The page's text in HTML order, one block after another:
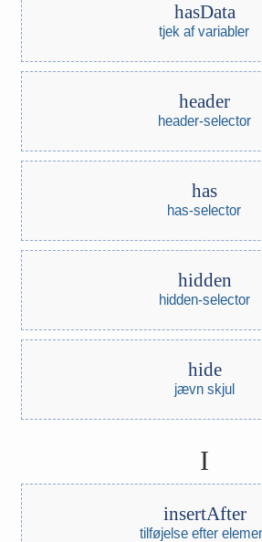
hasData
tjek af variabler
header
header-selector
has
has-selector
hidden
hidden-selector
hide
jævn skjul
I
insertAfter
tilføjelse efter